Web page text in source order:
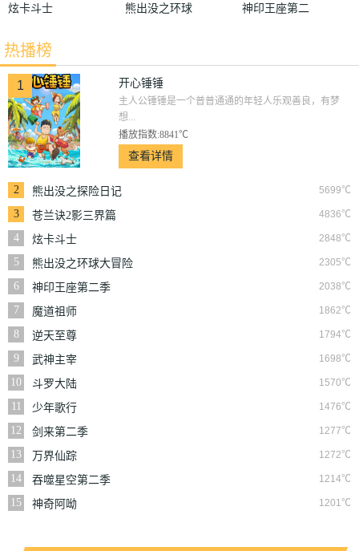
炫卡斗士
熊出没之环球
神印王座第二
热播榜
1 开心锤锤
主人公锤锤是一个普普通通的年轻人乐观善良，有梦
想...
播放指数:8841℃
查看详情
2 5699℃
熊出没之探险日记
3
4836℃
苍兰诀2影三界篇
4
2848℃
炫卡斗士
5
2305℃
熊出没之环球大冒险
6
2038℃
神印王座第二季
7
1862℃
魔道祖师
8
1794℃
逆天至尊
9
1698℃
武神主宰
10
1570℃
斗罗大陆
11
1476℃
少年歌行
12
1277℃
剑来第二季
13
1272℃
万界仙踪
14
1214℃
吞噬星空第二季
15
1201℃
神奇阿呦